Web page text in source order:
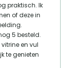
praktisch. Ik
of deze in
5 besteld.
en vul
te genieten